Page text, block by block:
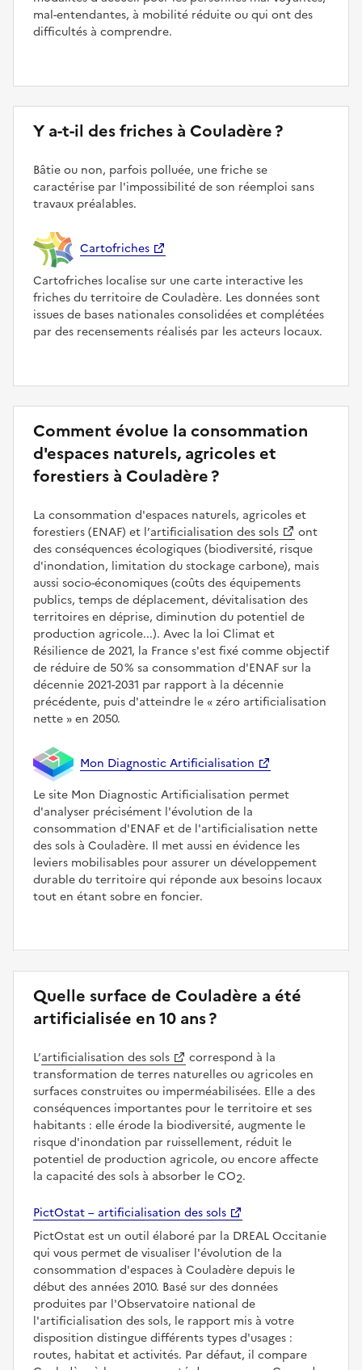
mal-entendantes, à mobilité réduite ou qui ont des
difficultés à comprendre.
Y a-t-il des friches à Couladère ?
Bâtie ou non, parfois polluée, une friche se
caractérise par l'impossibilité de son réemploi sans
travaux préalables.
Cartofriches
Cartofriches localise sur une carte interactive les
friches du territoire de Couladère. Les données sont
issues de bases nationales consolidées et complétées
par des recensements réalisés par les acteurs locaux.
Comment évolue la consommation
d'espaces naturels, agricoles et
forestiers à Couladère ?
La consommation d'espaces naturels, agricoles et
forestiers (ENAF) et l’artificialisation des sols
ont
des conséquences écologiques (biodiversité, risque
d'inondation, limitation du stockage carbone), mais
aussi socio-économiques (coûts des équipements
publics, temps de déplacement, dévitalisation des
territoires en déprise, diminution du potentiel de
production agricole...). Avec la loi Climat et
Résilience de 2021, la France s'est fixé comme objectif
de réduire de 50 % sa consommation d'ENAF sur la
décennie 2021-2031 par rapport à la décennie
précédente, puis d'atteindre le
zéro artificialisation
nette
en 2050.
Mon Diagnostic Artificialisation
Le site Mon Diagnostic Artificialisation permet
d'analyser précisément l'évolution de la
consommation d'ENAF et de l'artificialisation nette
des sols à Couladère. Il met aussi en évidence les
leviers mobilisables pour assurer un développement
durable du territoire qui réponde aux besoins locaux
tout en étant sobre en foncier.
Quelle surface de Couladère a été
artificialisée en 10 ans ?
L’artificialisation des sols
correspond à la
transformation de terres naturelles ou agricoles en
surfaces construites ou imperméabilisées. Elle a des
conséquences importantes pour le territoire et ses
habitants : elle érode la biodiversité, augmente le
risque d'inondation par ruissellement, réduit le
potentiel de production agricole, ou encore affecte
la capacité des sols à absorber le CO2.
PictOstat – artificialisation des sols
PictOstat est un outil élaboré par la DREAL Occitanie
qui vous permet de visualiser l'évolution de la
consommation d'espaces à Couladère depuis le
début des années 2010. Basé sur des données
produites par l'Observatoire national de
l'artificialisation des sols, le rapport mis à votre
disposition distingue différents types d'usages :
routes, habitat et activités. Par défaut, il compare